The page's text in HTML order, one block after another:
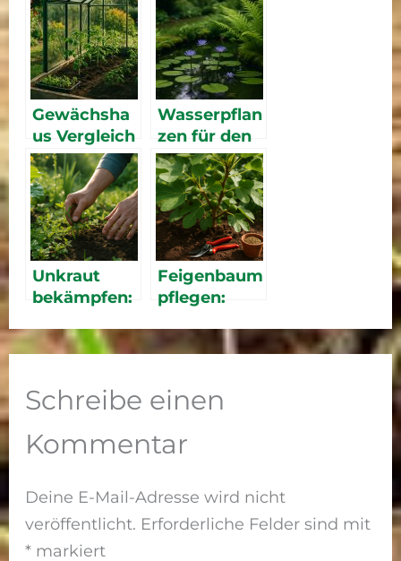
Gewächsha
us Vergleich
2026 – die
besten
Modelle für
Garten und
Balkon
Wasserpflan
zen für den
Gartenteich:
Die besten
Arten
Unkraut
bekämpfen:
Methoden
Feigenbaum
pflegen:
Schnitt und
Schreibe einen
Kommentar
Deine E-Mail-Adresse wird nicht
veröffentlicht. Erforderliche Felder sind mit
* markiert